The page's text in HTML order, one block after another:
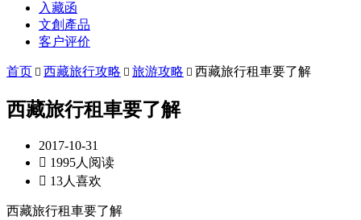
入藏函
文創產品
客户评价
首页  西藏旅行攻略  旅游攻略  西藏旅行租車要了解
西藏旅行租車要了解
2017-10-31
 1995人阅读
 13人喜欢
西藏旅行租車要了解